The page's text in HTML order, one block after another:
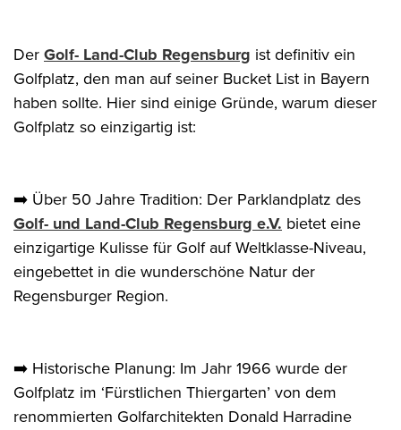
Der Golf- Land-Club Regensburg ist definitiv ein
Golfplatz, den man auf seiner Bucket List in Bayern
haben sollte. Hier sind einige Gründe, warum dieser
Golfplatz so einzigartig ist:
➡️ Über 50 Jahre Tradition: Der Parklandplatz des
Golf- und Land-Club Regensburg e.V. bietet eine
einzigartige Kulisse für Golf auf Weltklasse-Niveau,
eingebettet in die wunderschöne Natur der
Regensburger Region.
➡️ Historische Planung: Im Jahr 1966 wurde der
Golfplatz im ‘Fürstlichen Thiergarten’ von dem
renommierten Golfarchitekten Donald Harradine